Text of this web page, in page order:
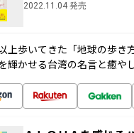
2022.11.04 発売
上歩いてきた「地球の歩き
輝かせる台湾の名言と癒や